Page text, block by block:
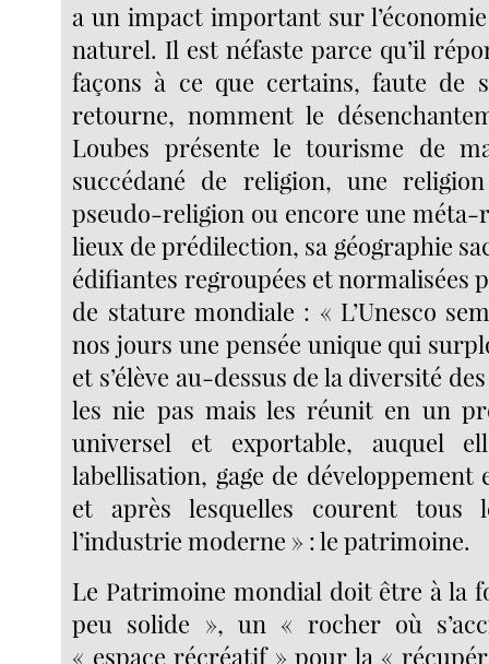
a un impact important sur
naturel. Il est néfaste parce qu’il
façons à ce que certains, faute de
retourne, nomment le
Loubes présente le tourisme de
succédané de religion, une
pseudo-religion ou encore une méta-
lieux de prédilection, sa géographie
édifiantes regroupées et normalisées
de stature mondiale : « L’Unesco
nos jours une pensée unique qui
et s’élève au-dessus de la diversité
les nie pas mais les réunit en un
universel et exportable, auquel
labellisation, gage de développement
et après lesquelles courent tous
l’industrie moderne » : le patrimoine.
Le Patrimoine mondial doit être à la
peu solide », un « rocher où
« espace récréatif » pour la «